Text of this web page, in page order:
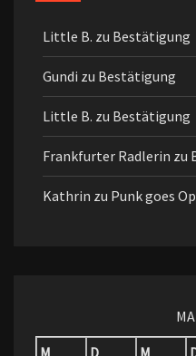
Little B. zu Bestätigung
Gundi zu Bestätigung
Little B. zu Bestätigung
Frankfurter Radlerin zu
Kathrin zu Punk goes